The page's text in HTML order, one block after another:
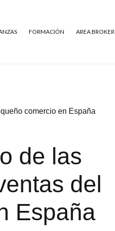
FORMACIÓN AREA BROKER
comercio en España
de las
del
España